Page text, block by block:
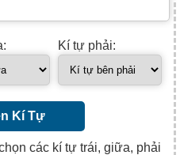
Kí tự phải:
Kí Tự
các kí tự trái, giữa, phải